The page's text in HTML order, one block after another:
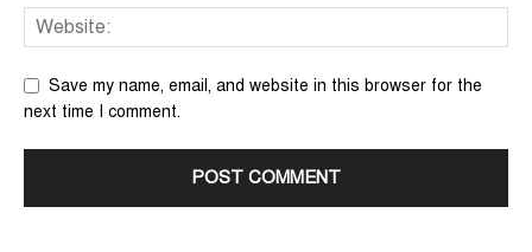
Save my name, email, and website in this browser for the
next time I comment.